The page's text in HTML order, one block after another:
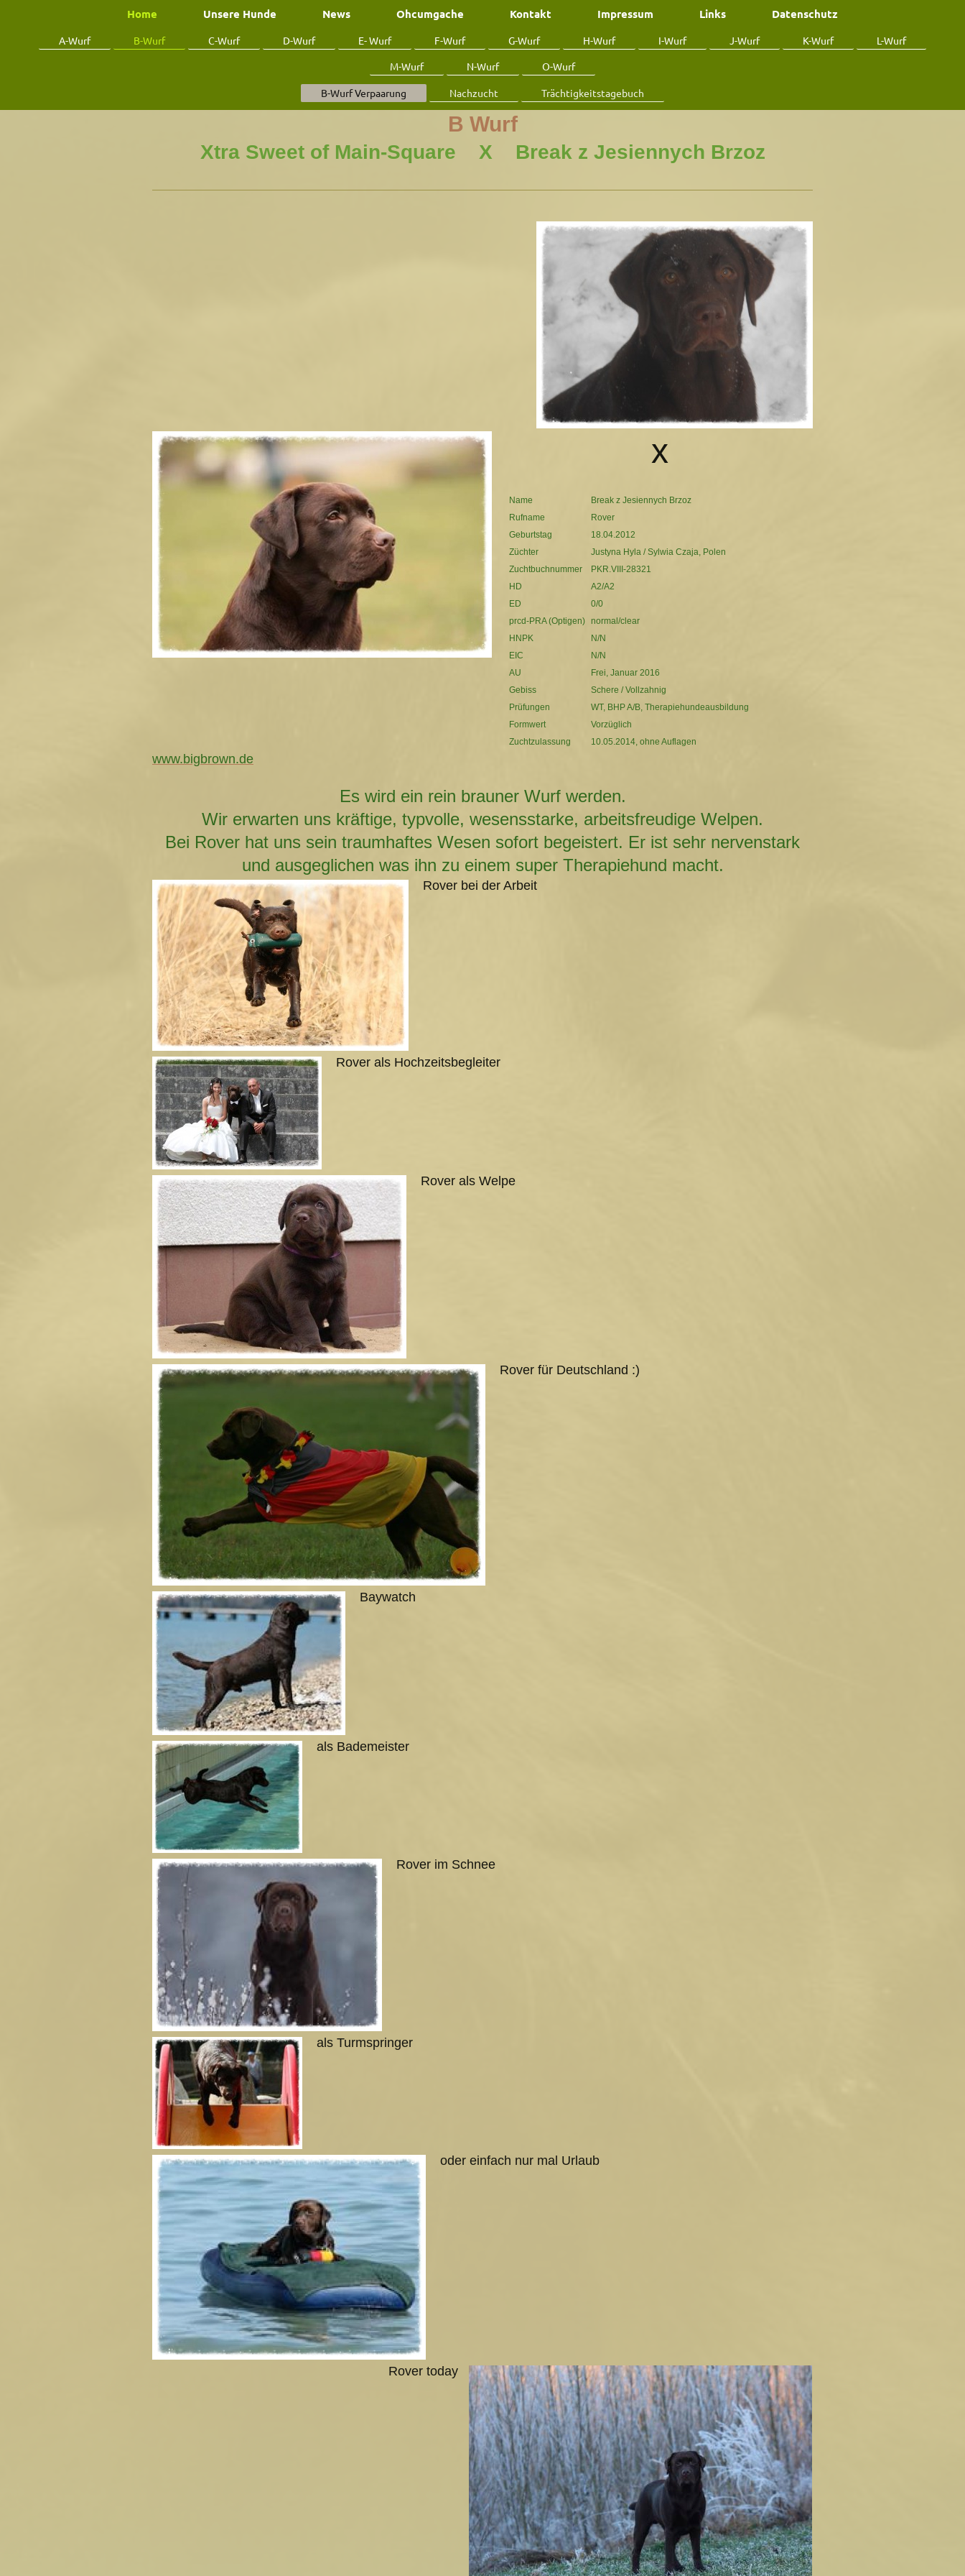
Home Unsere Hunde News Ohcumgache Kontakt Impressum Links Datenschutz
A-Wurf B-Wurf C-Wurf D-Wurf E- Wurf F-Wurf G-Wurf H-Wurf I-Wurf J-Wurf K-Wurf L-Wurf
M-Wurf N-Wurf O-Wurf
B-Wurf Verpaarung Nachzucht Trächtigkeitstagebuch
B Wurf
Xtra Sweet of Main-Square X Break z Jesiennych Brzoz
x
Name
Break z Jesiennych Brzoz
Rufname
Rover
Geburtstag
18.04.2012
Züchter
Justyna Hyla / Sylwia Czaja, Polen
Zuchtbuchnummer
PKR.VIII-28321
HD
A2/A2
ED
0/0
prcd-PRA (Optigen) normal/clear
HNPK
N/N
EIC
N/N
AU
Frei, Januar 2016
Gebiss
Schere / Vollzahnig
Prüfungen
WT, BHP A/B, Therapiehundeausbildung
Formwert
Vorzüglich
Zuchtzulassung
10.05.2014, ohne Auflagen
www.bigbrown.de
Es wird ein rein brauner Wurf werden.
Wir erwarten uns kräftige, typvolle, wesensstarke, arbeitsfreudige Welpen.
Bei Rover hat uns sein traumhaftes Wesen sofort begeistert. Er ist sehr nervenstark
und ausgeglichen was ihn zu einem super Therapiehund macht.
Rover bei der Arbeit
Rover als Hochzeitsbegleiter
Rover als Welpe
Rover für Deutschland :)
Baywatch
als Bademeister
Rover im Schnee
als Turmspringer
oder einfach nur mal Urlaub
Rover today